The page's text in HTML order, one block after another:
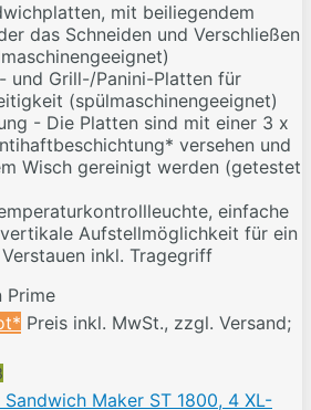
mit beiliegendem
das Schneiden und Verschließen
und Grill-/Panini-Platten für
(spülmaschinengeeignet)
- Die Platten sind mit einer 3 x
versehen und
Wisch gereinigt werden (getestet
einfache
Aufstellmöglichkeit für ein
inkl. Tragegriff
Preis inkl. MwSt., zzgl. Versand;